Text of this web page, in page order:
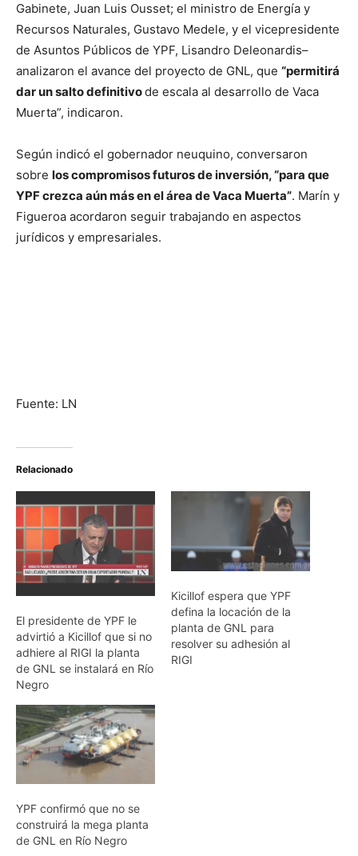
Gabinete, Juan Luis Ousset; el ministro de Energía y
Recursos Naturales, Gustavo Medele, y el vicepresidente
de Asuntos Públicos de YPF, Lisandro Deleonardis–
analizaron el avance del proyecto de GNL, que “permitirá
dar un salto definitivode escala al desarrollo de Vaca
Muerta”, indicaron.
Según indicó el gobernador neuquino, conversaron
sobre los compromisos futuros de inversión, “para que
YPF crezca aún más en el área de Vaca Muerta”. Marín y
Figueroa acordaron seguir trabajando en aspectos
jurídicos y empresariales.
Fuente: LN
Relacionado
El presidente de YPF le
advirtió a Kicillof que si no
adhiere al RIGI la planta
de GNL se instalará en Río
Negro
Kicillof espera que YPF
defina la locación de la
planta de GNL para
resolver su adhesión al
RIGI
YPF confirmó que no se
construirá la mega planta
de GNL en Río Negro